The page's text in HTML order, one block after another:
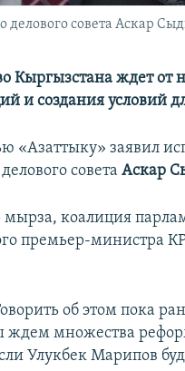
совета Аскар
Кыргызстана ждет от
и создания условий
«Азаттыку» заявил
советаАскар
мырза, коалиция
премьер-министра
об этом пока
ждем множества
Улукбек Марипов